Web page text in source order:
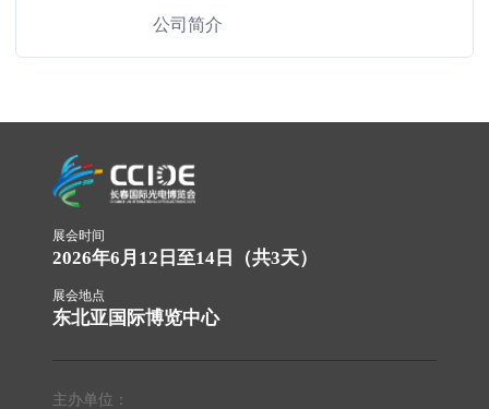
公司简介
展会时间
2026年6月12日至14日（共3天）
展会地点
东北亚国际博览中心
主办单位：